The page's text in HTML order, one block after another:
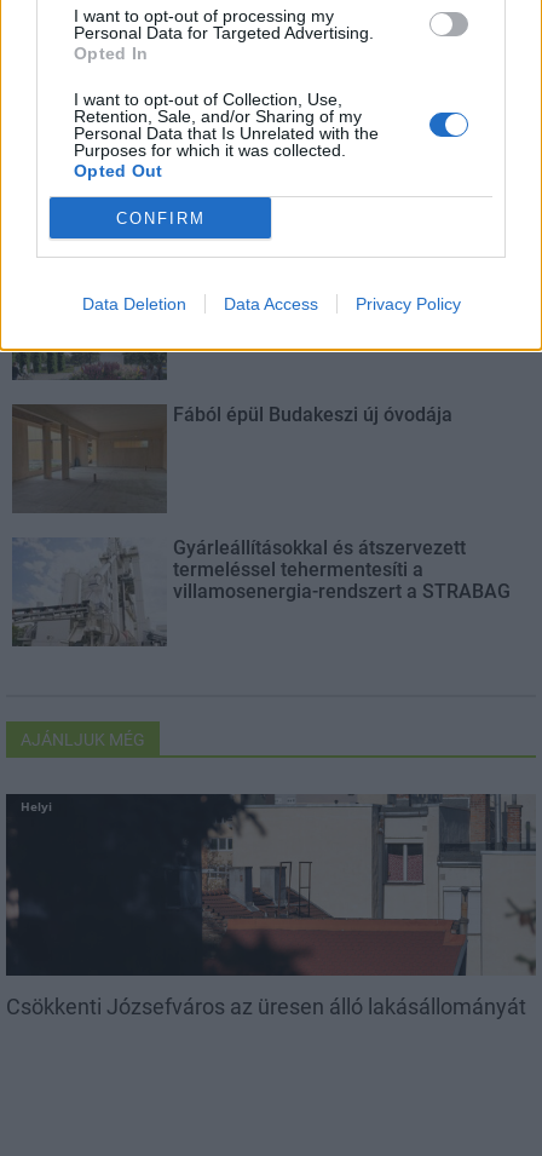
I want to opt-out of processing my
Personal Data for Targeted Advertising.
Opted In
I want to opt-out of Collection, Use,
Retention, Sale, and/or Sharing of my
Personal Data that Is Unrelated with the
Purposes for which it was collected.
Opted Out
CONFIRM
Data Deletion Data Access Privacy Policy
Új kápolna, kiállítótér épült a mohácsi csata emlékhelyén. A
városban is számos beruházás készült el vagy közeledik a
befejezéshez. Új parkolóház létesül, megújul a városháza és a
Széchenyi tér is.
A tengerfenék alatt négy óriáskábellel
Franciaország villamosenergia-
hálózatát
játszótér Debrecen egyik legfontosabb
Fából épül Budakeszi új óvodája
Gyárleállításokkal és átszervezett
termeléssel tehermentesíti a
villamosenergia-rendszert a STRABAG
AJÁNLJUK MÉG
Helyi
Csökkenti Józsefváros az üresen álló lakásállományát